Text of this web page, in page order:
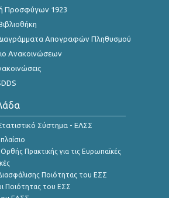
Προσφύγων 1923
Απογραφών Πληθυσμού
Ανακοινώσεων
Σύστημα - ΕΛΣΣ
Πρακτικής για τις Ευρωπαϊκές
Ποιότητας του ΕΣΣ
Ποιότητας του ΕΣΣ